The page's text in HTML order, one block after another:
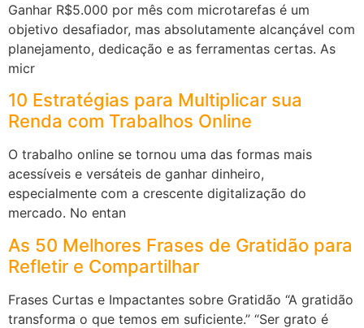
Ganhar R$5.000 por mês com microtarefas é um
objetivo desafiador, mas absolutamente alcançável com
planejamento, dedicação e as ferramentas certas. As
micr
10 Estratégias para Multiplicar sua
Renda com Trabalhos Online
O trabalho online se tornou uma das formas mais
acessíveis e versáteis de ganhar dinheiro,
especialmente com a crescente digitalização do
mercado. No entan
As 50 Melhores Frases de Gratidão para
Refletir e Compartilhar
Frases Curtas e Impactantes sobre Gratidão “A gratidão
transforma o que temos em suficiente.” “Ser grato é